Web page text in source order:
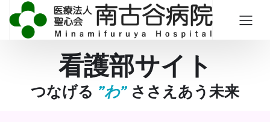
看護部サイト
つなげる ”わ” ささえあう未来